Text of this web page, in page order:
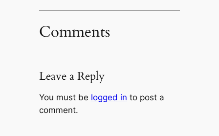
Comments
Leave a Reply
You must be logged in to post a
comment.